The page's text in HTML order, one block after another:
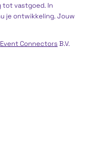
tot vastgoed. In
je ontwikkeling. Jouw
Event ConnectorsB.V.